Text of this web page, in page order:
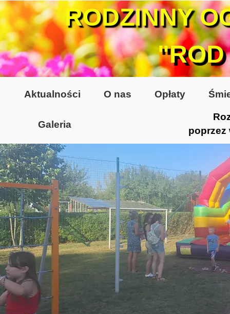
poprzez
Galeria
Lata 70-te, lata 80-te
Altany lata 70-te, 80-te
Dzień Działkowca 2005
Dzień Działkowca 2006
Dzień Działkowca 2012
Protest w Warszawie 2013
Protest w Bydgoszczy 2013
Aktualności O nas Opłaty
RODZINNY